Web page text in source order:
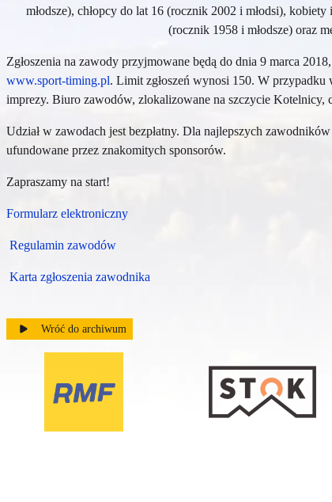
młodsze), chłopcy do lat 16 (rocznik 2002 i młodsi),
(rocznik 1958 i młodsze) oraz
Zgłoszenia na zawody przyjmowane będą do dnia 9 marca
www.sport-timing.pl. Limit zgłoszeń wynosi 150. W
imprezy. Biuro zawodów, zlokalizowane na szczycie Kotelnicy,
Udział w zawodach jest bezpłatny. Dla najlepszych
ufundowane przez znakomitych sponsorów.
Zapraszamy na start!
Formularz elektroniczny
Regulamin zawodów
Karta zgłoszenia zawodnika
Wróć do archiwum